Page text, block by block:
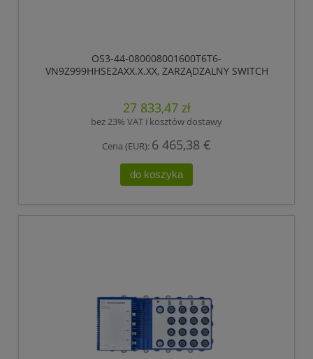
OS3-44-080008001600T6T6-
VN9Z999HHSE2AXX.X.XX, ZARZĄDZALNY SWITCH
ZGODNY Z IEEE 802.3AT (ZASILANIE WBUDOWANE
POE +), ELEKTRYCZNE PORTY UPLINK GIGABIT
27 833,47 zł
bez 23% VAT i kosztów dostawy
Cena (EUR): 6 465,38 €
do koszyka